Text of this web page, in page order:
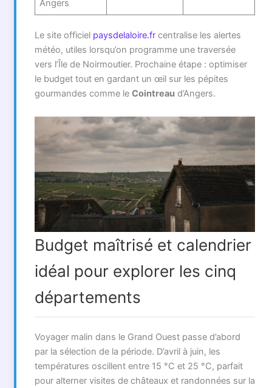
Angers
Le site officiel paysdelaloire.frcentralise les alertes
météo, utiles lorsqu’on programme une traversée
vers l’Île de Noirmoutier. Prochaine étape : optimiser
le budget tout en gardant un œil sur les pépites
gourmandes comme le Cointreau d’Angers.
Budget maîtrisé et calendrier
idéal pour explorer les cinq
départements
Voyager malin dans le Grand Ouest passe d’abord
par la sélection de la période. D’avril à juin, les
températures oscillent entre 15 °C et 25 °C, parfait
pour alterner visites de châteaux et randonnées sur la